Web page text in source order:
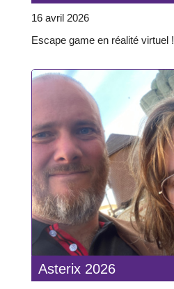
16 avril 2026
Escape game en réalité virtuel !
Asterix 2026